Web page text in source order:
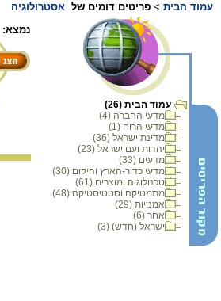
עמוד הבית > פריטים דומים של אסטרולוגיה
עמוד הבית (26)
מדעי החברה (4)
מדעי הרוח (1)
מדינת ישראל (36)
יהדות ועם ישראל (23)
מדעים (33)
מדעי כדור-הארץ והיקום (30)
טכנולוגיה ומוצרים (61)
מתמטיקה וסטטיסטיקה (48)
אמנויות (29)
אחר (6)
ישראל (חדש) (3)
נמצא: